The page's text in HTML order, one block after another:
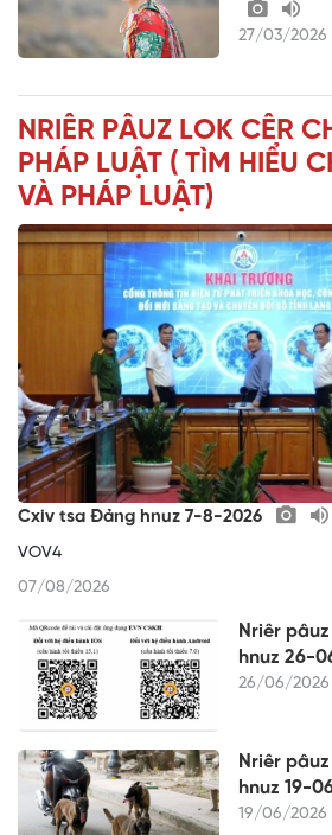
27/03/2026
NRIÊR PÂUZ LOK CÊR
PHÁP LUẬT ( TÌM HIỂU
VÀ PHÁP LUẬT)
Cxiv tsa Đảng hnuz 7-8-2026
VOV4
07/08/2026
Nriêr
hnuz 26-
26/06/2026
Nriêr
hnuz 19-
19/06/2026